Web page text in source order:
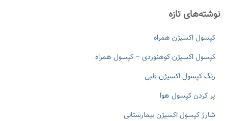
بنوشته‌های تازه
کپسول اکسیژن همراه
کپسول اکسیژن کوهنوردی – کپسول همراه
رنگ کپسول اکسیژن طبی
پر کردن کپسول هوا
شارژ کپسول اکسیژن بیمارستانی